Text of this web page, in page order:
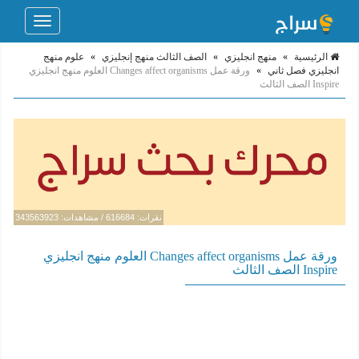
Toggle
الرئيسية » منهج انجليزي » الصف الثالث منهج إنجليزي »
علوم منهج
انجليزي فصل ثاني »
ورقة عمل Changes affect organisms العلوم منهج انجليزي
Inspire الصف الثالث
نقرات: 616684 / مشاهدات: 343563923
ورقة عمل Changes affect organisms العلوم منهج انجليزي
Inspire الصف الثالث